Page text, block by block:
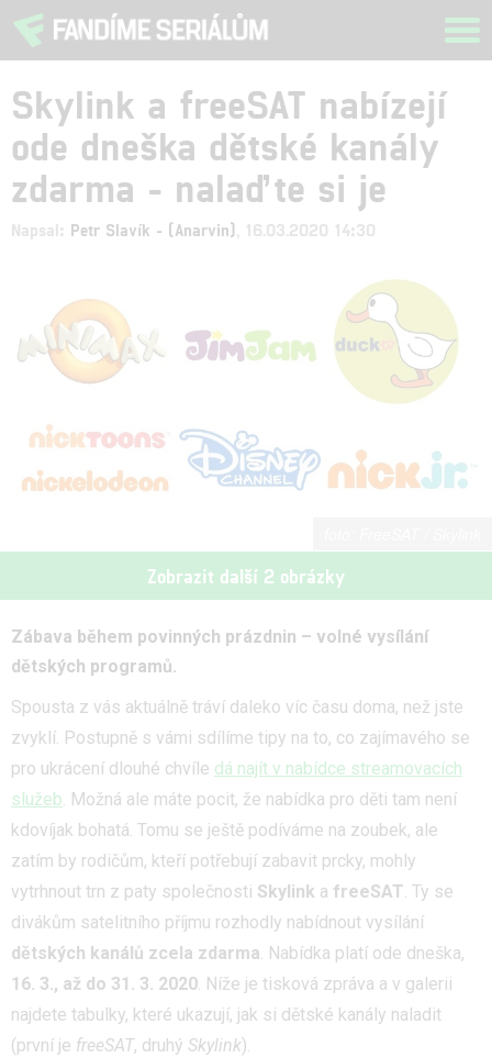
Skylink a freeSAT nabízejí
ode dneška dětské kanály
zdarma - nalaďte si je
Napsal: Petr Slavík - (Anarvin) , 16.03.2020 14:30
Zobrazit další 2 obrázky
Zábava během povinných prázdnin – volné vysílání
dětských programů.
Spousta z vás aktuálně tráví daleko víc času doma, než jste
zvyklí. Postupně s vámi sdílíme tipy na to, co zajímavého se
pro ukrácení dlouhé chvíle dá najít v nabídce streamovacích
služeb. Možná ale máte pocit, že nabídka pro děti tam není
kdovíjak bohatá. Tomu se ještě podíváme na zoubek, ale
zatím by rodičům, kteří potřebují zabavit prcky, mohly
vytrhnout trn z paty společnosti Skylink a freeSAT. Ty se
divákům satelitního příjmu rozhodly nabídnout vysílání
dětských kanálů zcela zdarma. Nabídka platí ode dneška,
16. 3., až do 31. 3. 2020. Níže je tisková zpráva a v galerii
najdete tabulky, které ukazují, jak si dětské kanály naladit
(první je freeSAT, druhý Skylink).